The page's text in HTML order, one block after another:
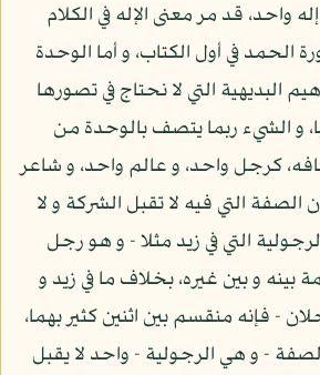
واحد، قد مر معنى الإله في الكلام
في أول الكتاب، و أما الوحدة
البديهية التي لا نحتاج في تصورها
و الشيء ربما يتصف بالوحدة من
كرجل واحد، و عالم واحد، و شاعر
الصفة التي فيه لا تقبل الشركة و لا
التي في زيد مثلا - و هو رجل
و بين غيره، بخلاف ما في زيد و
- فإنه منقسم بين اثنين كثير بهما،
- و هي الرجولية - واحد لا يقبل